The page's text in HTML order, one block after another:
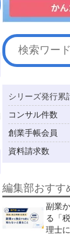
シリーズ発行累
コンサル件数
創業手帳会員
資料請求数
編集部おすす
副業
る「
理士